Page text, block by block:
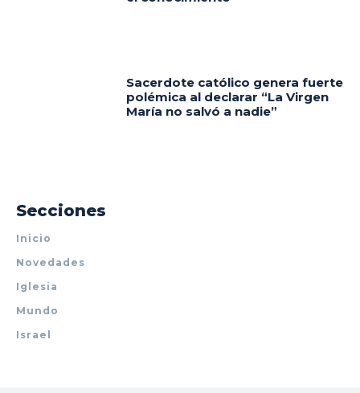
Sacerdote católico genera fuerte
polémica al declarar “La Virgen
María no salvó a nadie”
Secciones
Inicio
Novedades
Iglesia
Mundo
Israel